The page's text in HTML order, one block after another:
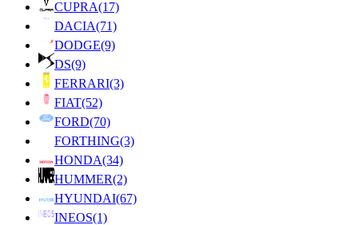
CUPRA(17)
DACIA(71)
DODGE(9)
DS(9)
FERRARI(3)
FIAT(52)
FORD(70)
FORTHING(3)
HONDA(34)
HUMMER(2)
HYUNDAI(67)
INEOS(1)